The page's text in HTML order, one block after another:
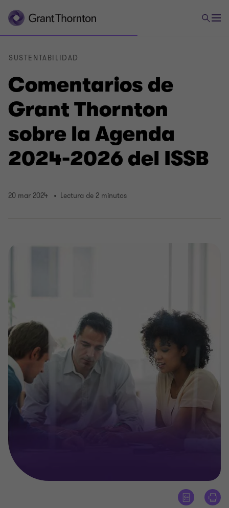
Comentarios de
Grant Thornton
sobre la Agenda
2024-2026 del ISSB
SUSTENTABILIDAD
20 mar 2024 Lectura de 2 minutos